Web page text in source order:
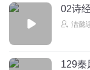
02诗
洁懿
129秦